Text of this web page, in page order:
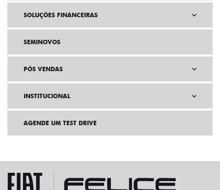
SOLUÇÕES FINANCEIRAS
SEMINOVOS
PÓS VENDAS
INSTITUCIONAL
AGENDE UM TEST DRIVE